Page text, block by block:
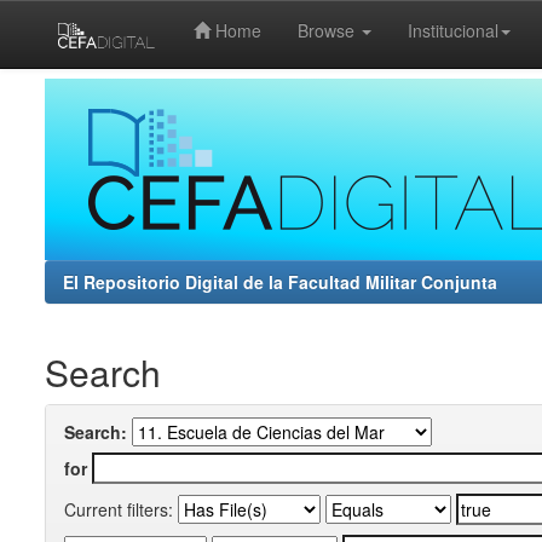
Home Browse Institucional
El Repositorio Digital de la Facultad Militar Conjunta
Search
Search:
for
Current filters: